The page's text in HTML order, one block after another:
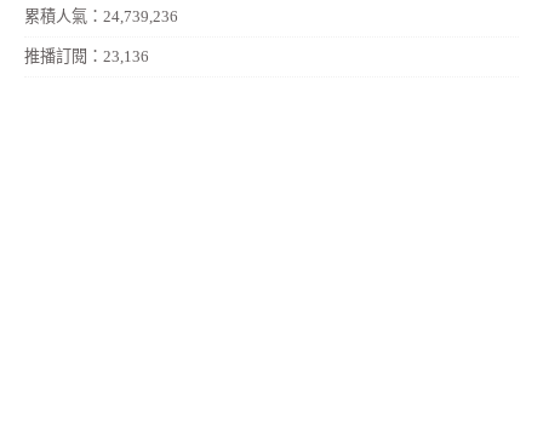
累積人氣：24,739,236
推播訂閱：23,136